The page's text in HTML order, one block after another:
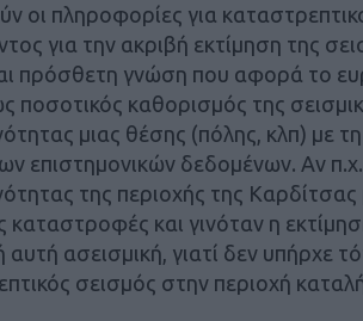
οι πληροφορίες για
για την ακριβή εκτίμηση της
πρόσθετη γνώση που αφορά το
ποσοτικός καθορισμός της
μιας θέσης (πόλης, κλπ) με
επιστημονικών δεδομένων. Αν
της περιοχής της
καταστροφές και γινόταν η
αυτή ασεισμική, γιατί δεν υπήρχε
σεισμός στην περιοχή